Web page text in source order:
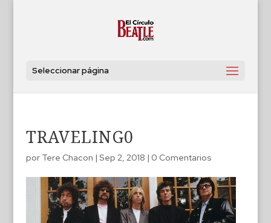
Seleccionar página
TRAVELING0
por Tere Chacon | Sep 2, 2018 | 0 Comentarios